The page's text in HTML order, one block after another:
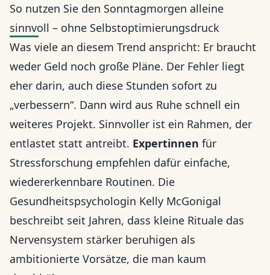
So nutzen Sie den Sonntagmorgen alleine
sinnvoll – ohne Selbstoptimierungsdruck
Was viele an diesem Trend anspricht: Er braucht
weder Geld noch große Pläne. Der Fehler liegt
eher darin, auch diese Stunden sofort zu
„verbessern“. Dann wird aus Ruhe schnell ein
weiteres Projekt. Sinnvoller ist ein Rahmen, der
entlastet statt antreibt. Expertinnen für
Stressforschung empfehlen dafür einfache,
wiedererkennbare Routinen. Die
Gesundheitspsychologin Kelly McGonigal
beschreibt seit Jahren, dass kleine Rituale das
Nervensystem stärker beruhigen als
ambitionierte Vorsätze, die man kaum